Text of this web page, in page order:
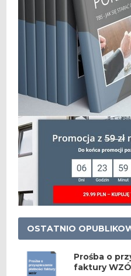
OSTATNIO
Prośba o
faktury